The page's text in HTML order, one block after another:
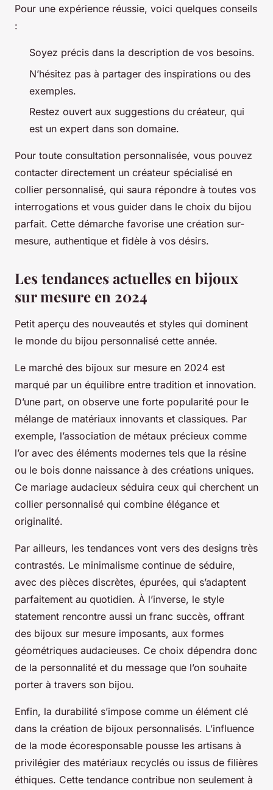
Pour une expérience réussie, voici quelques conseils
:
Soyez précis dans la description de vos besoins.
N’hésitez pas à partager des inspirations ou des
exemples.
Restez ouvert aux suggestions du créateur, qui
est un expert dans son domaine.
Pour toute consultation personnalisée, vous pouvez
contacter directement un créateur spécialisé en
collier personnalisé, qui saura répondre à toutes vos
interrogations et vous guider dans le choix du bijou
parfait. Cette démarche favorise une création sur-
mesure, authentique et fidèle à vos désirs.
Les tendances actuelles en bijoux
sur mesure en 2024
Petit aperçu des nouveautés et styles qui dominent
le monde du bijou personnalisé cette année.
Le marché des bijoux sur mesure en 2024 est
marqué par un équilibre entre tradition et innovation.
D’une part, on observe une forte popularité pour le
mélange de matériaux innovants et classiques. Par
exemple, l’association de métaux précieux comme
l’or avec des éléments modernes tels que la résine
ou le bois donne naissance à des créations uniques.
Ce mariage audacieux séduira ceux qui cherchent un
collier personnalisé qui combine élégance et
originalité.
Par ailleurs, les tendances vont vers des designs très
contrastés. Le minimalisme continue de séduire,
avec des pièces discrètes, épurées, qui s’adaptent
parfaitement au quotidien. À l’inverse, le style
statement rencontre aussi un franc succès, offrant
des bijoux sur mesure imposants, aux formes
géométriques audacieuses. Ce choix dépendra donc
de la personnalité et du message que l’on souhaite
porter à travers son bijou.
Enfin, la durabilité s’impose comme un élément clé
dans la création de bijoux personnalisés. L’influence
de la mode écoresponsable pousse les artisans à
privilégier des matériaux recyclés ou issus de filières
éthiques. Cette tendance contribue non seulement à